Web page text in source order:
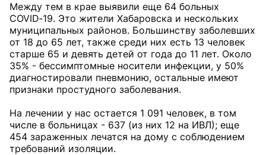
Между тем в крае выявили еще 64 больных
COVID‑19. Это жители Хабаровска и нескольких
муниципальных районов. Большинству заболевших
от 18 до 65 лет, также среди них есть 13 человек
старше 65 и девять детей от года до 11 лет. Около
35% - бессимптомные носители инфекции, у 50%
диагностировали пневмонию, остальные имеют
признаки простудного заболевания.
На лечении у нас остается 1 091 человек, в том
числе в больницах - 637 (из них 12 на ИВЛ); еще
454 зараженных лечатся на дому с соблюдением
требований изоляции.